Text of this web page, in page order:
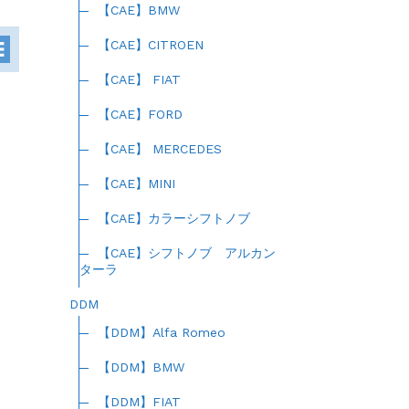
【CAE】BMW
【CAE】CITROEN
【CAE】 FIAT
【CAE】FORD
【CAE】 MERCEDES
【CAE】MINI
【CAE】カラーシフトノブ
【CAE】シフトノブ アルカン
ターラ
DDM
【DDM】Alfa Romeo
【DDM】BMW
【DDM】FIAT